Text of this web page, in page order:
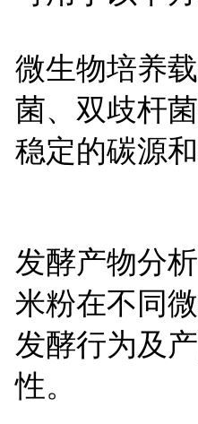
微生物培养
菌、双歧杆
稳定的碳源
发酵产物分
米粉在不同
发酵行为及
性。